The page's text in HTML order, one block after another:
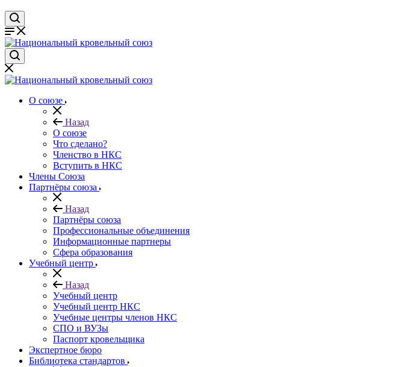
О союзе
Назад
О союзе
Что сделано?
Членство в НКС
Вступить в НКС
Члены Союза
Партнёры союза
Назад
Партнёры союза
Профессиональные объединения
Информационные партнеры
Сфера образования
Учебный центр
Назад
Учебный центр
Учебный центр НКС
Учебные центры членов НКС
СПО и ВУЗы
Паспорт кровельщика
Экспертное бюро
Библиотека стандартов